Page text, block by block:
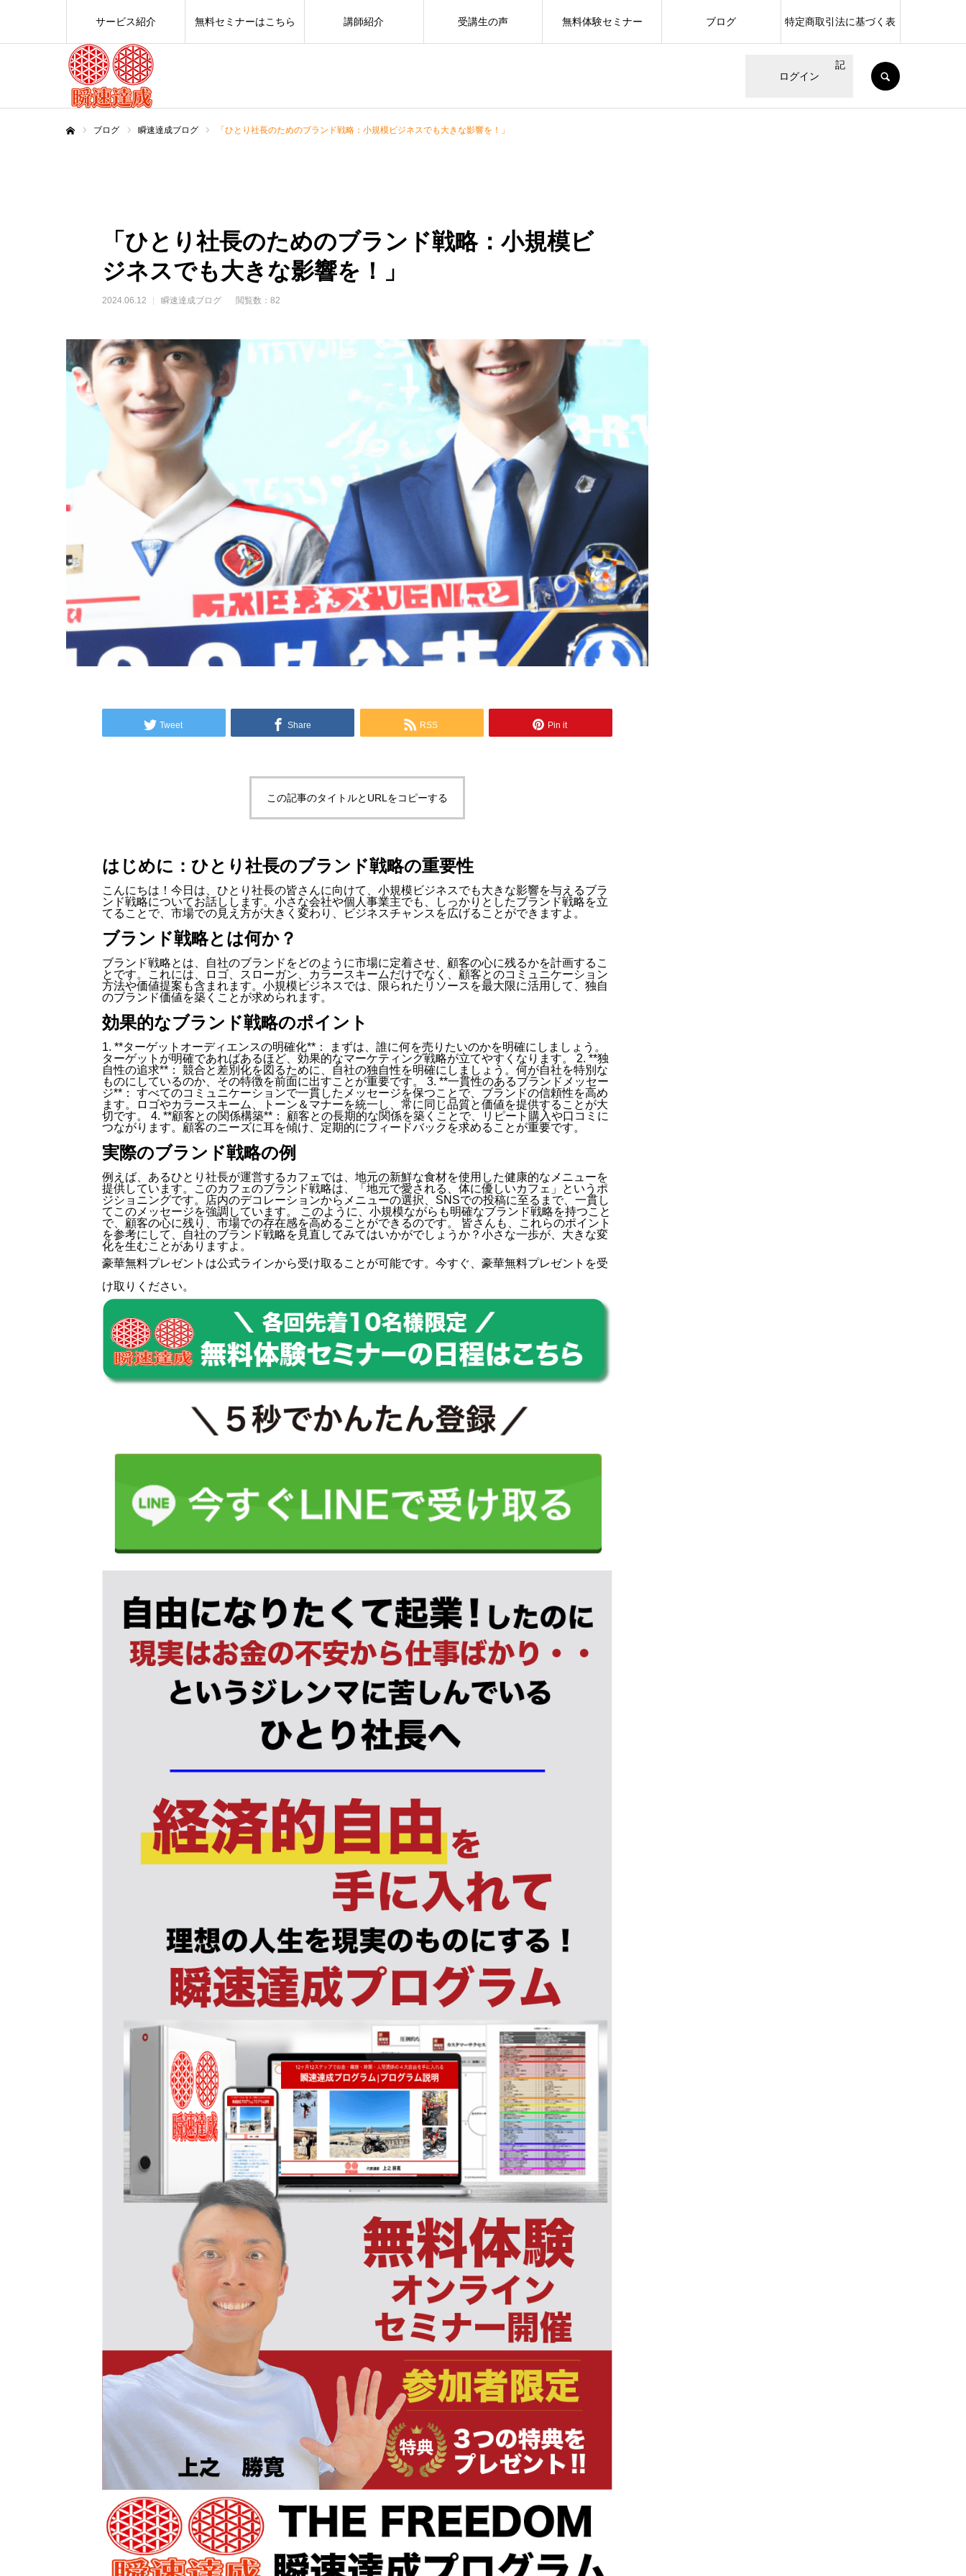
ログイン
サービス紹介 無料セミナーはこちら 講師紹介 受講生の声 無料体験セミナー ブログ 特定商取引法に基づく表
記
ブログ 瞬速達成ブログ 「ひとり社長のためのブランド戦略：小規模ビジネスでも大きな影響を！」
「ひとり社長のためのブランド戦略：小規模ビ
ジネスでも大きな影響を！」
2024.06.12 瞬速達成ブログ 閲覧数：82
Tweet Share RSS Pin it
この記事のタイトルとURLをコピーする
はじめに：ひとり社長のブランド戦略の重要性
こんにちは！今日は、ひとり社長の皆さんに向けて、小規模ビジネスでも大きな影響を与えるブラ
ンド戦略についてお話しします。小さな会社や個人事業主でも、しっかりとしたブランド戦略を立
てることで、市場での見え方が大きく変わり、ビジネスチャンスを広げることができますよ。
ブランド戦略とは何か？
ブランド戦略とは、自社のブランドをどのように市場に定着させ、顧客の心に残るかを計画するこ
とです。これには、ロゴ、スローガン、カラースキームだけでなく、顧客とのコミュニケーション
方法や価値提案も含まれます。小規模ビジネスでは、限られたリソースを最大限に活用して、独自
のブランド価値を築くことが求められます。
効果的なブランド戦略のポイント
1. **ターゲットオーディエンスの明確化**： まずは、誰に何を売りたいのかを明確にしましょう。
ターゲットが明確であればあるほど、効果的なマーケティング戦略が立てやすくなります。 2. **独
自性の追求**： 競合と差別化を図るために、自社の独自性を明確にしましょう。何が自社を特別な
ものにしているのか、その特徴を前面に出すことが重要です。 3. **一貫性のあるブランドメッセー
ジ**： すべてのコミュニケーションで一貫したメッセージを保つことで、ブランドの信頼性を高め
ます。ロゴやカラースキーム、トーン＆マナーを統一し、常に同じ品質と価値を提供することが大
切です。 4. **顧客との関係構築**： 顧客との長期的な関係を築くことで、リピート購入や口コミに
つながります。顧客のニーズに耳を傾け、定期的にフィードバックを求めることが重要です。
実際のブランド戦略の例
例えば、あるひとり社長が運営するカフェでは、地元の新鮮な食材を使用した健康的なメニューを
提供しています。このカフェのブランド戦略は、「地元で愛される、体に優しいカフェ」というポ
ジショニングです。店内のデコレーションからメニューの選択、SNSでの投稿に至るまで、一貫し
てこのメッセージを強調しています。 このように、小規模ながらも明確なブランド戦略を持つこと
で、顧客の心に残り、市場での存在感を高めることができるのです。 皆さんも、これらのポイント
を参考にして、自社のブランド戦略を見直してみてはいかがでしょうか？小さな一歩が、大きな変
化を生むことがありますよ。
豪華無料プレゼントは公式ラインから受け取ることが可能です。今すぐ、豪華無料プレゼントを受
け取りください。